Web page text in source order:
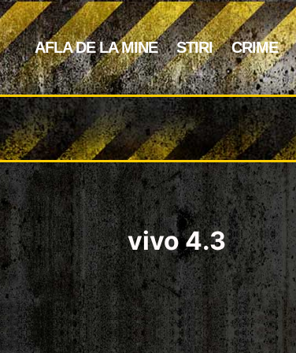
AFLA DE LA MINE STIRI CRIME
vivo 4.3